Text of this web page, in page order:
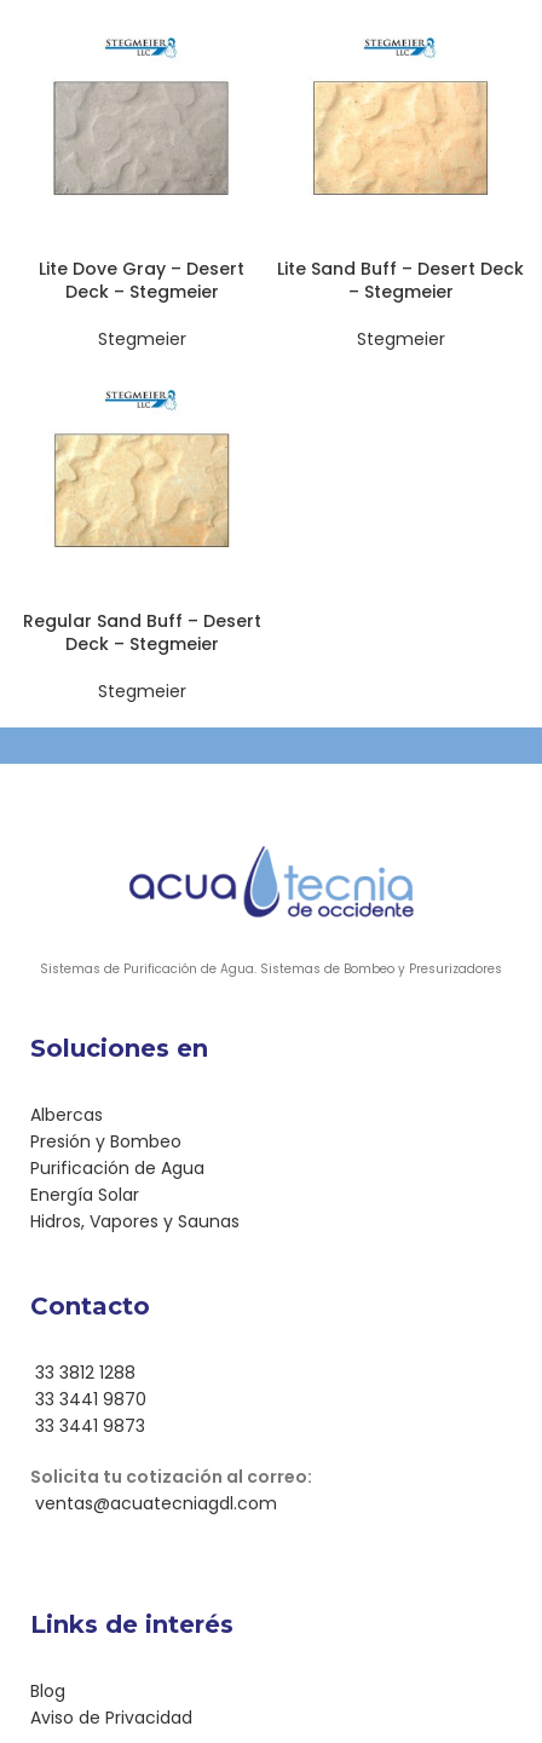
Lite Dove Gray – Desert
Deck – Stegmeier
Stegmeier
Lite Sand Buff – Desert Deck
– Stegmeier
Stegmeier
Regular Sand Buff – Desert
Deck – Stegmeier
Stegmeier
Sistemas de Purificación de Agua. Sistemas de Bombeo y Presurizadores
Soluciones en
Albercas
Presión y Bombeo
Purificación de Agua
Energía Solar
Hidros, Vapores y Saunas
Contacto
33 3812 1288
33 3441 9870
33 3441 9873
Solicita tu cotización al correo:
ventas@acuatecniagdl.com
Links de interés
Blog
Aviso de Privacidad